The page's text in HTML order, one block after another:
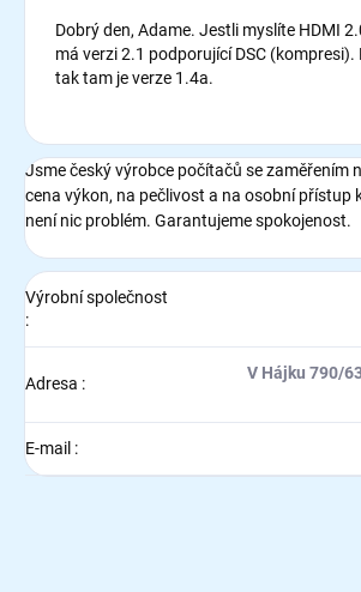
Dobrý den, Adame. Jestli myslíte HDMI
má verzi 2.1 podporující DSC (kompresi).
tak tam je verze 1.4a.
Jsme český výrobce počítačů se zaměřením
cena výkon, na pečlivost a na osobní přístup
není nic problém. Garantujeme spokojenost.
Výrobní společnost
:
Adresa :
V Hájku 790/
E-mail :